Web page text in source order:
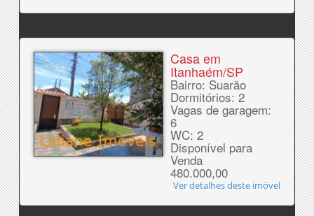
Casa em
Itanhaém/SP
Bairro: Suarão
Dormitórios: 2
Vagas de garagem:
6
WC: 2
Disponível para
Venda
480.000,00
Ver detalhes deste imóvel